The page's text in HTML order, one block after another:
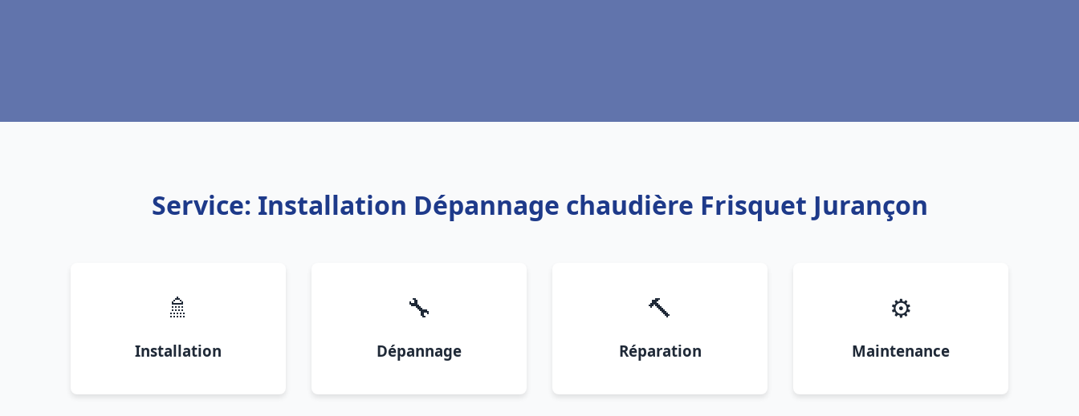
Service: Installation Dépannage chaudière Frisquet Jurançon
🚿
Installation
🔧
Dépannage
🔨
Réparation
⚙️
Maintenance